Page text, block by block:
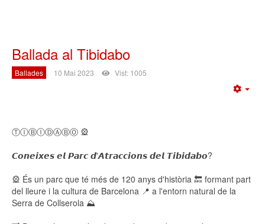
Ballada al Tibidabo
Ballades 10 Mai 2023 Vist: 1005
ⓉⒾⒷⒾⒹⒶⒷⓄ 🎡
𝘾𝙤𝙣𝙚𝙞𝙭𝙚𝙨 𝙚𝙡 𝙋𝙖𝙧𝙘 𝙙'𝘼𝙩𝙧𝙖𝙘𝙘𝙞𝙤𝙣𝙨 𝙙𝙚𝙡 𝙏𝙞𝙗𝙞𝙙𝙖𝙗𝙤?
🎡 És un parc que té més de 120 anys d'història 🔙 formant part
del lleure i la cultura de Barcelona 📍 a l'entorn natural de la
Serra de Collserola ⛰️